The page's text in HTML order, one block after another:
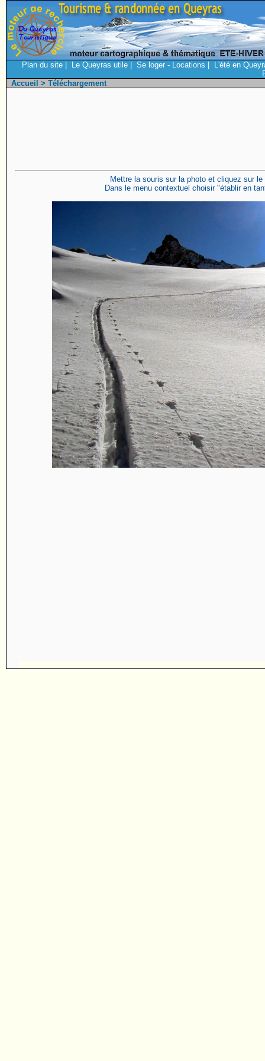
Plan du site Le Queyras utile Se loger - Locations
L'été en
Accueil > Téléchargement
Mettre la souris sur la photo et cliquez sur
Dans le menu contextuel choisir "établir en